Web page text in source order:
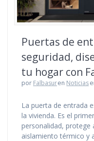
Puertas de
seguridad,
tu hogar con
por Falbasuren Noticias
La puerta de entrada
la vivienda. Es el
personalidad, protege
aislamiento térmico y